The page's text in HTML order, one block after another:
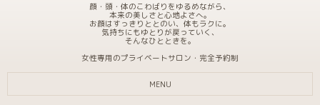
顔・頭・体のこわばりをゆるめながら、
本来の美しさと心地よさへ。
お顔はすっきりととのい、体もラクに。
気持ちにもゆとりが戻っていく、
そんなひとときを。
女性専用のプライベートサロン・完全予約制
MENU